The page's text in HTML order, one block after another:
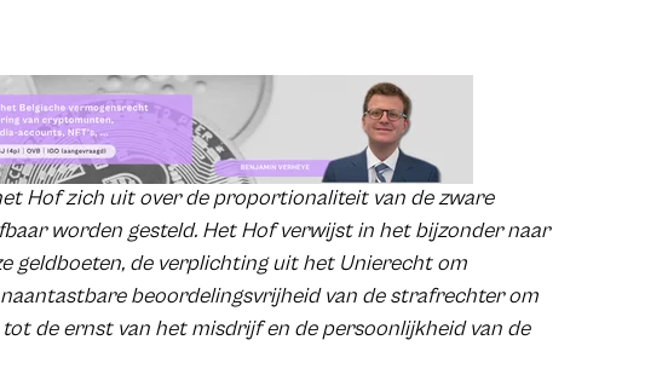
Hof zich uit over de proportionaliteit van de zware
worden gesteld. Het Hof verwijst in het bijzonder naar
geldboeten, de verplichting uit het Unierecht om
beoordelingsvrijheid van de strafrechter om
de ernst van het misdrijf en de persoonlijkheid van de